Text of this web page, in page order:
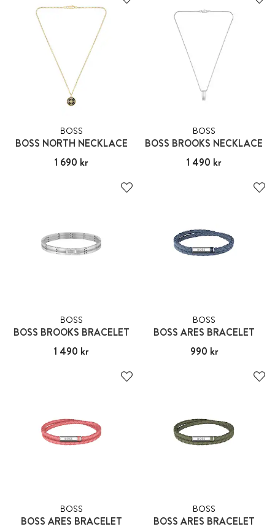
BOSS
BOSS NORTH NECKLACE
Pris :1 690 kr
1 690 kr
BOSS
BOSS BROOKS NECKLACE
Pris :1 490 kr
1 490 kr
BOSS
BOSS BROOKS BRACELET
Pris :1 490 kr
1 490 kr
BOSS
BOSS ARES BRACELET
Pris:990 kr
990 kr
BOSS
BOSS ARES BRACELET
BOSS
BOSS ARES BRACELET